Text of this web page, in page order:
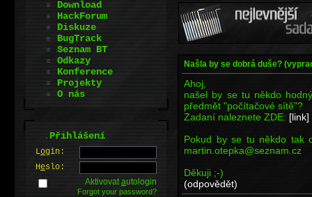
Našla by se dobrá duše?
Ahoj,
našel by se tu někdo
předmět "počítačové sítě"?
Zadaní naleznete ZDE: [link]
Pokud by se tu někdo tak
martin.otepka@seznam.cz
Děkuji ;-)
(odpovědět)
Download
HackForum
Diskuze
BugTrack
Seznam BT
Odkazy
Konference
Projekty
O nás
.Přihlášení
Login:
Heslo:
Aktivovatautologin
Forgot your password?